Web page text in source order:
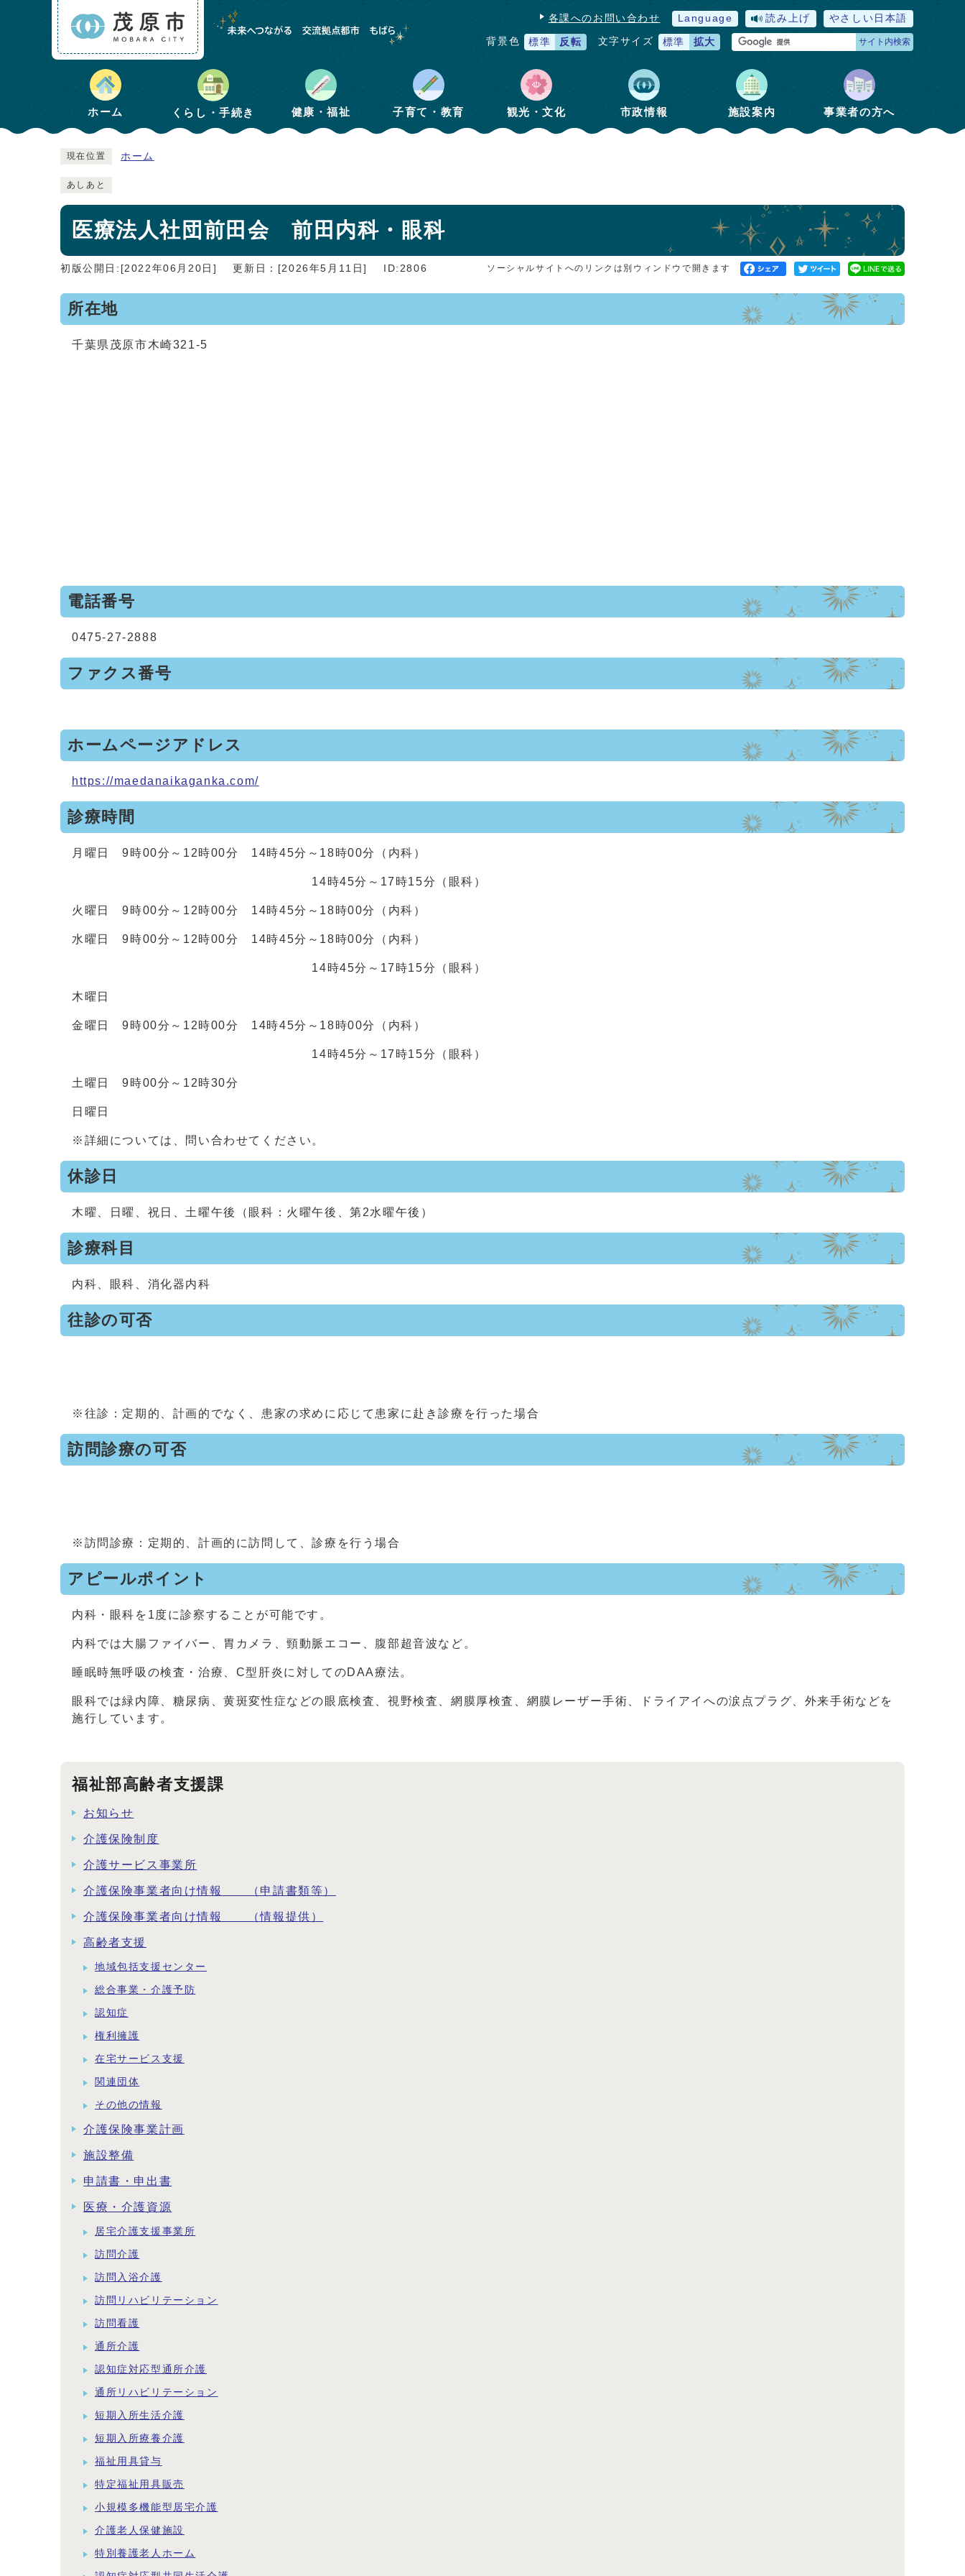
各課へのお問い合わせ Language 読み上げ やさしい日本語
背景色 標準 反転 文字サイズ 標準 拡大 サイト内検索
ホーム くらし・手続き 健康・福祉 子育て・教育 観光・文化 市政情報 施設案内 事業者の方へ
現在位置 ホーム
あしあと
医療法人社団前田会 前田内科・眼科
初版公開日:[2022年06月20日] 更新日：[2026年5月11日] ID:2806 ソーシャルサイトへのリンクは別ウィンドウで開きます
所在地
千葉県茂原市木崎321-5
電話番号
0475-27-2888
ファクス番号
ホームページアドレス
https://maedanaikaganka.com/
診療時間
月曜日 9時00分～12時00分 14時45分～18時00分（内科）
14時45分～17時15分（眼科）
火曜日 9時00分～12時00分 14時45分～18時00分（内科）
水曜日 9時00分～12時00分 14時45分～18時00分（内科）
14時45分～17時15分（眼科）
木曜日
金曜日 9時00分～12時00分 14時45分～18時00分（内科）
14時45分～17時15分（眼科）
土曜日 9時00分～12時30分
日曜日
※詳細については、問い合わせてください。
休診日
木曜、日曜、祝日、土曜午後（眼科：火曜午後、第2水曜午後）
診療科目
内科、眼科、消化器内科
往診の可否
※往診：定期的、計画的でなく、患家の求めに応じて患家に赴き診療を行った場合
訪問診療の可否
※訪問診療：定期的、計画的に訪問して、診療を行う場合
アピールポイント
内科・眼科を1度に診察することが可能です。
内科では大腸ファイバー、胃カメラ、頸動脈エコー、腹部超音波など。
睡眠時無呼吸の検査・治療、C型肝炎に対してのDAA療法。
眼科では緑内障、糖尿病、黄斑変性症などの眼底検査、視野検査、網膜厚検査、網膜レーザー手術、ドライアイへの涙点プラグ、外来手術などを
施行しています。
福祉部高齢者支援課
お知らせ
介護保険制度
介護サービス事業所
介護保険事業者向け情報 （申請書類等）
介護保険事業者向け情報 （情報提供）
高齢者支援
地域包括支援センター
総合事業・介護予防
認知症
権利擁護
在宅サービス支援
関連団体
その他の情報
介護保険事業計画
施設整備
申請書・申出書
医療・介護資源
居宅介護支援事業所
訪問介護
訪問入浴介護
訪問リハビリテーション
訪問看護
通所介護
認知症対応型通所介護
通所リハビリテーション
短期入所生活介護
短期入所療養介護
福祉用具貸与
特定福祉用具販売
小規模多機能型居宅介護
介護老人保健施設
特別養護老人ホーム